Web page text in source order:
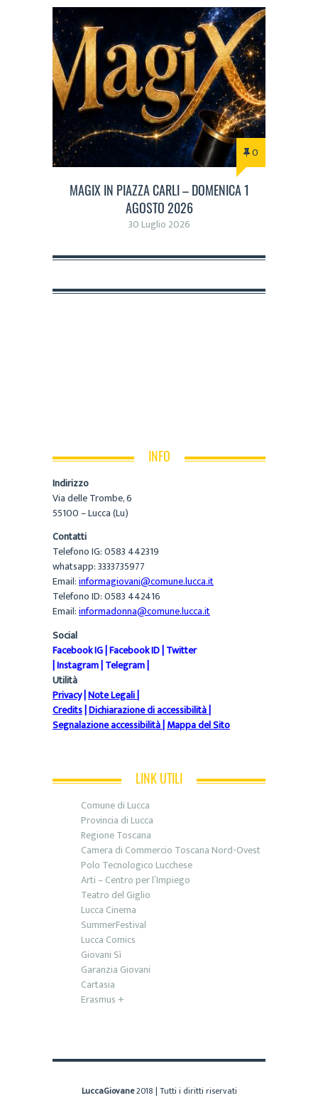
0
MAGIX IN PIAZZA CARLI – DOMENICA 1
AGOSTO 2026
30 Luglio 2026
INFO
Indirizzo
Via delle Trombe, 6
55100 – Lucca (Lu)
Contatti
Telefono IG: 0583 442319
whatsapp: 3333735977
Email:informagiovani@comune.lucca.it
Telefono ID: 0583 442416
Email:informadonna@comune.lucca.it
Social
Facebook IG|Facebook ID|Twitter
|Instagram|Telegram|
Utilità
Privacy|Note Legali|
Credits|Dichiarazione di accessibilità|
Segnalazione accessibilità|Mappa del Sito
LINK UTILI
Comune di Lucca
Provincia di Lucca
Regione Toscana
Camera di Commercio Toscana Nord-Ovest
Polo Tecnologico Lucchese
Arti – Centro per l’Impiego
Teatro del Giglio
Lucca Cinema
SummerFestival
Lucca Comics
Giovani Sì
Garanzia Giovani
Cartasia
Erasmus +
LuccaGiovane2018 | Tutti i diritti riservati